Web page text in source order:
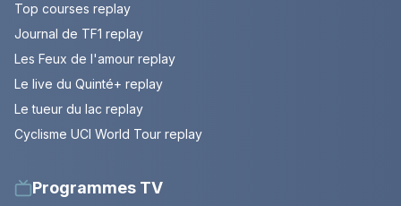
Top courses replay
Journal de TF1 replay
Les Feux de l'amour replay
Le live du Quinté+ replay
Le tueur du lac replay
Cyclisme UCI World Tour replay
Programmes TV